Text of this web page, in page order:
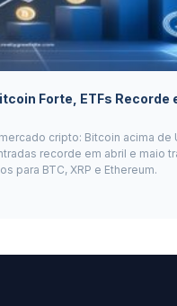
Forte, ETFs Recorde
cripto: Bitcoin acima de
recorde em abril e maio
para BTC, XRP e Ethereum.